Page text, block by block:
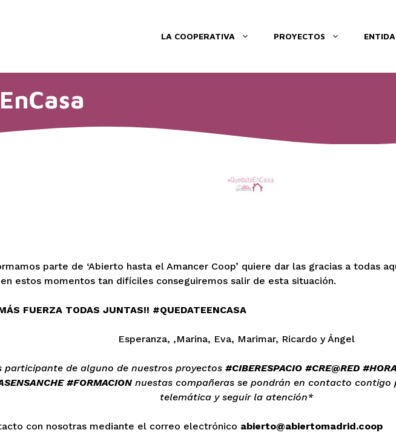
LA COOPERATIVA PROYECTOS
parte de ‘Abierto hasta el Amancer Coop’ quiere dar las gracias a todas
estos momentos tan difíciles conseguiremos salir de esta situación.
MÁS FUERZA TODAS JUNTAS!! #QUEDATEENCASA
Esperanza, ,Marina, Eva, Marimar, Ricardo y Ángel
participante de alguno de nuestros proyectos #CIBERESPACIO #CRE@RED
#FORMACIONnuestas compañeras se pondrán en contacto
telemática y seguir la atención*
con nosotras mediante el correo electrónico abierto@abiertomadrid.coop